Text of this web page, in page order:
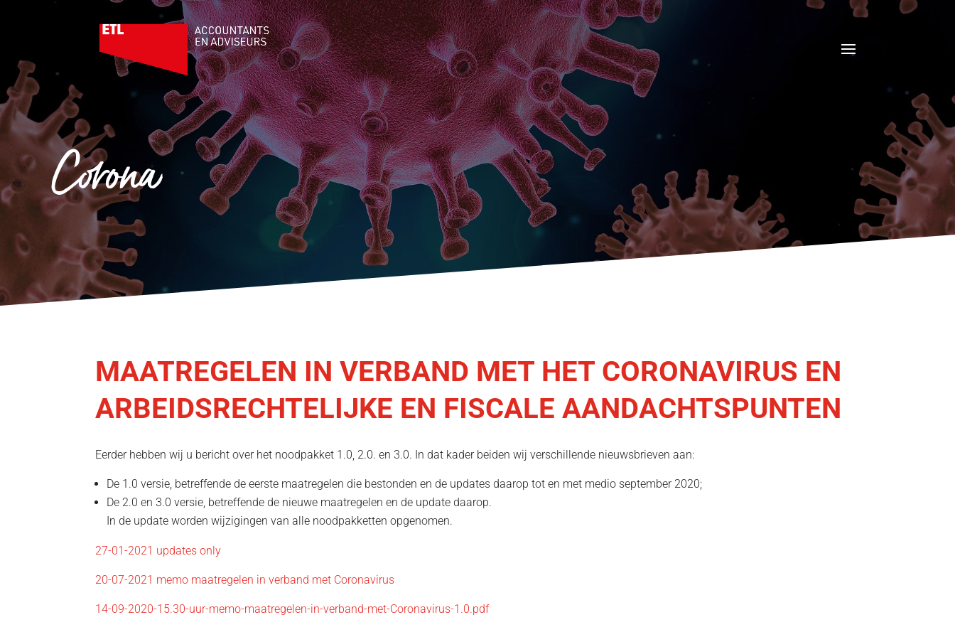
Corona
MAATREGELEN IN VERBAND MET HET CORONAVIRUS EN
ARBEIDSRECHTELIJKE EN FISCALE AANDACHTSPUNTEN
Eerder hebben wij u bericht over het noodpakket 1.0, 2.0. en 3.0. In dat kader beiden wij verschillende nieuwsbrieven aan:
De 1.0 versie, betreffende de eerste maatregelen die bestonden en de updates daarop tot en met medio september 2020;
De 2.0 en 3.0 versie, betreffende de nieuwe maatregelen en de update daarop.
In de update worden wijzigingen van alle noodpakketten opgenomen.
27-01-2021 updates only
20-07-2021 memo maatregelen in verband met Coronavirus
14-09-2020-15.30-uur-memo-maatregelen-in-verband-met-Coronavirus-1.0.pdf